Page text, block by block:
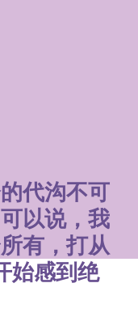
代沟不可
以说，我
有，打从
始感到绝